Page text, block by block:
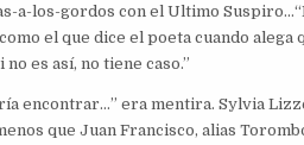
a-los-gordos con el Ultimo Suspiro…
el que dice el poeta cuando alega
es así, no tiene caso.”
encontrar…” era mentira. Sylvia
que Juan Francisco, alias